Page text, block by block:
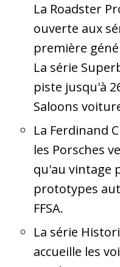
La Roadster
ouverte aux
première
La série
piste jusqu'à
Saloons
La Ferdinand
les Porsches
qu'au vintage
prototypes
FFSA.
La série
accueille les